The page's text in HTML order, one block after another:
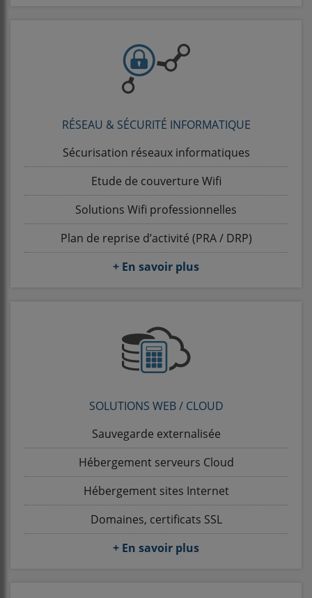
RÉSEAU & SÉCURITÉ INFORMATIQUE
Sécurisation réseaux informatiques
Etude de couverture Wifi
Solutions Wifi professionnelles
Plan de reprise d’activité (PRA / DRP)
+ En savoir plus
SOLUTIONS WEB / CLOUD
Sauvegarde externalisée
Hébergement serveurs Cloud
Hébergement sites Internet
Domaines, certificats SSL
+ En savoir plus